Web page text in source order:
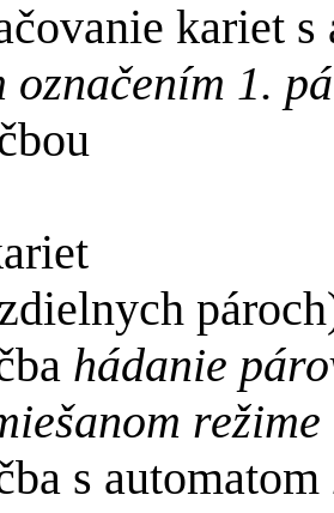
kariet s
označením 1.
hádanie
režime
s automatom